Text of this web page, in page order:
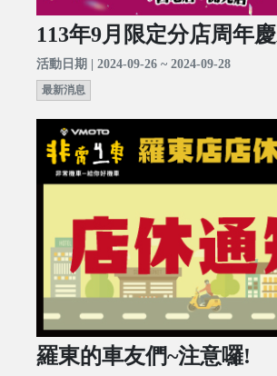
113年9月限定分店周年
活動日期 | 2024-09-26 ~ 2024-09-28
最新消息
羅東的車友們~注意囉!